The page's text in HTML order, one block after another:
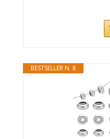
BESTSELLER N. 8